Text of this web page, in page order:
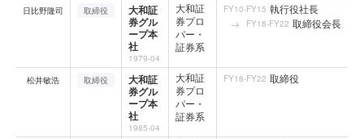
日比野隆司 取締役
大和証
券グル
ープ本
社
1979-04
大和証
券プロ
パー・
証券系
FY10-FY15 執行役社長
FY18-FY22 取締役会長
松井敏浩 取締役
大和証
券グル
ープ本
社
1985-04
大和証
券プロ
パー・
証券系
FY18-FY22 取締役